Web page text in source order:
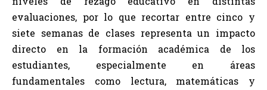
evaluaciones, por lo que recortar entre cinco y
siete semanas de clases representa un impacto
directo en la formación académica de los
estudiantes, especialmente en áreas
fundamentales como lectura, matemáticas y